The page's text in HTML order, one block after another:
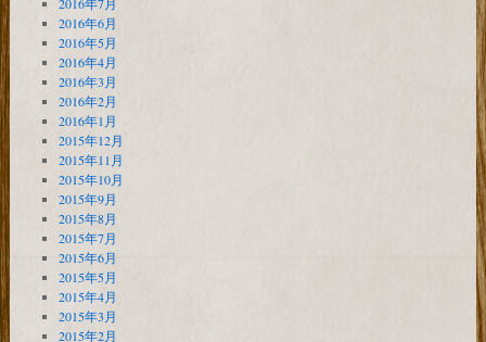
2016年7月
2016年6月
2016年5月
2016年4月
2016年3月
2016年2月
2016年1月
2015年12月
2015年11月
2015年10月
2015年9月
2015年8月
2015年7月
2015年6月
2015年5月
2015年4月
2015年3月
2015年2月